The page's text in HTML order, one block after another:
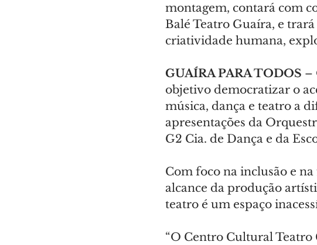
montagem, contará com
Balé Teatro Guaíra, e
criatividade humana,
GUAÍRA PARA TODOS –
objetivo democratizar o
música, dança e teatro a
apresentações da
G2 Cia. de Dança e da
Com foco na inclusão e
alcance da produção
teatro é um espaço
“O Centro Cultural